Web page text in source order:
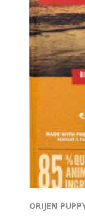
ORIJEN